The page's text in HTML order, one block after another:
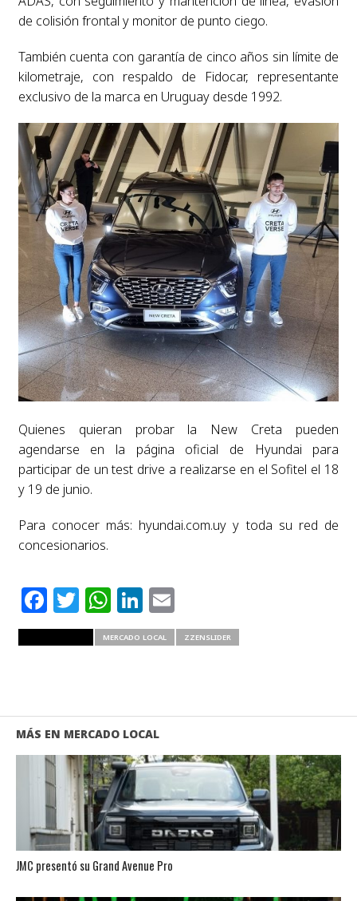
de colisión frontal y monitor de punto ciego.
También cuenta con garantía de cinco años sin límite de
kilometraje, con respaldo de Fidocar, representante
exclusivo de la marca en Uruguay desde 1992.
Quienes quieran probar la New Creta pueden
agendarse en la página oficial de Hyundai para
participar de un test drive a realizarse en el Sofitel el 18
y 19 de junio.
Para conocer más: hyundai.com.uy y toda su red de
concesionarios.
Facebook
Twitter
WhatsApp
LinkedIn
Email
MERCADO LOCAL ZZENSLIDER
MÁS EN MERCADO LOCAL
JMC presentó su Grand Avenue Pro